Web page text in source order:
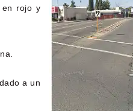
en rojo y
a un